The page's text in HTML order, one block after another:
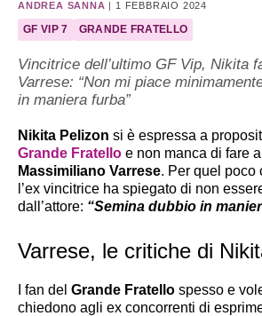
ANDREA SANNA | 1 FEBBRAIO 2024
GF VIP 7 GRANDE FRATELLO
Vincitrice dell’ultimo GF Vip, Nikita
Varrese: “Non mi piace
in maniera furba”
Nikita Pelizon si è espressa a
Grande Fratello e non manca di fare
Massimiliano Varrese. Per quel poco
l’ex vincitrice ha spiegato di non
dall’attore: “Semina dubbio in
Varrese, le critiche di
I fan del Grande Fratello spesso e
chiedono agli ex concorrenti di